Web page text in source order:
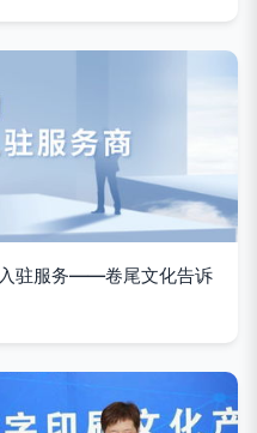
驻服务——卷尾文化告诉